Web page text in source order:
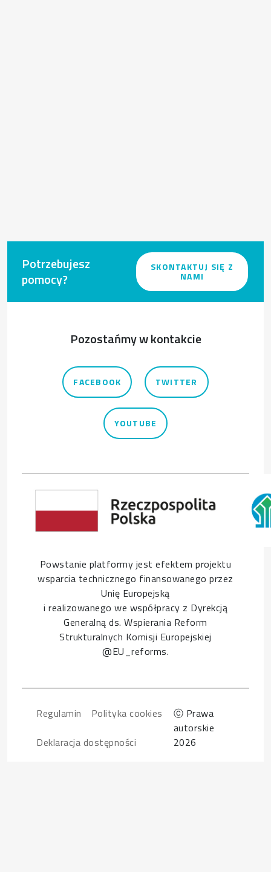
Potrzebujesz
pomocy?
SKONTAKTUJ SIĘ Z
NAMI
Pozostańmy w kontakcie
FACEBOOK TWITTER
YOUTUBE
Powstanie platformy jest efektem projektu
wsparcia technicznego finansowanego przez
Unię Europejską
i realizowanego we współpracy z Dyrekcją
Generalną ds. Wspierania Reform
Strukturalnych Komisji Europejskiej
@EU_reforms.
Regulamin
Polityka cookies
Deklaracja dostępności
ⓒ Prawa
autorskie
2026